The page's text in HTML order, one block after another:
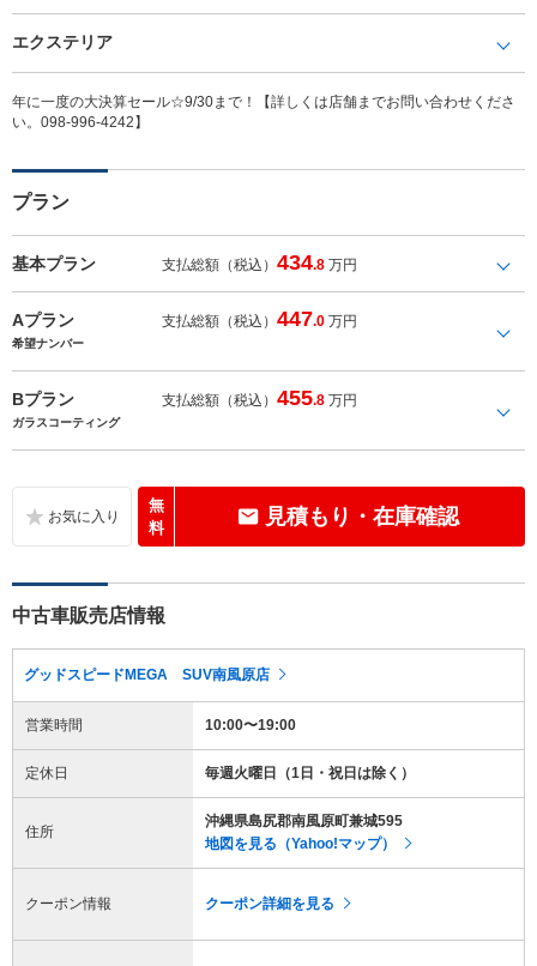
エクステリア
年に一度の大決算セール☆9/30まで！【詳しくは店舗までお問い合わせくださ
い。098-996-4242】
プラン
基本プラン 支払総額（税込）434.8 万円
Aプラン 支払総額（税込）447.0 万円
希望ナンバー
Bプラン 支払総額（税込）455.8 万円
ガラスコーティング
無
料
見積もり・在庫確認
中古車販売店情報
グッドスピードMEGA SUV南風原店
営業時間 10:00〜19:00
定休日 毎週火曜日（1日・祝日は除く）
住所
沖縄県島尻郡南風原町兼城595
地図を見る（Yahoo!マップ）
クーポン情報 クーポン詳細を見る